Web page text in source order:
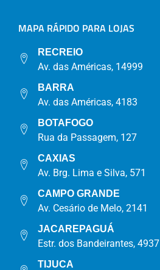
MAPA RÁPIDO PARA LOJAS
RECREIO
Av. das Américas, 14999
BARRA
Av. das Américas, 4183
BOTAFOGO
Rua da Passagem, 127
CAXIAS
Av. Brg. Lima e Silva, 571
CAMPO GRANDE
Av. Cesário de Melo, 2141
JACAREPAGUÁ
Estr. dos Bandeirantes, 4937
TIJUCA